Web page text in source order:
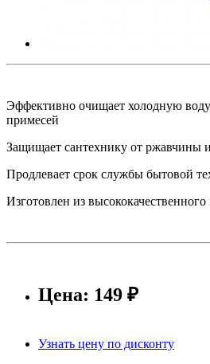
Эффективно очищает холодную
примесей
Защищает сантехнику от ржавчины
Продлевает срок службы бытовой
Изготовлен из высококачественного
Цена: 149 ₽
Узнать цену по дисконту